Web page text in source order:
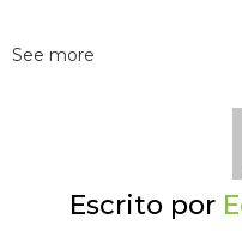
See more
Escrito por